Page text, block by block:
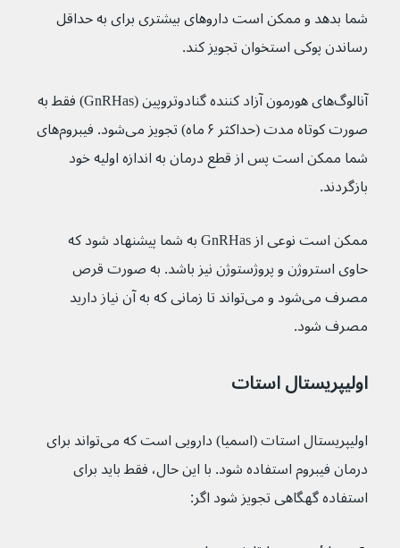
شما بدهد و ممکن است داروهای بیشتری برای به حداقل
رساندن پوکی استخوان تجویز کند.
آنالوگ‌های هورمون آزاد کننده گنادوتروپین (GnRHas) فقط به
صورت کوتاه مدت (حداکثر ۶ ماه) تجویز می‌شود. فیبروم‌های
شما ممکن است پس از قطع درمان به اندازه اولیه خود
بازگردند.
ممکن است نوعی از GnRHas به شما پیشنهاد شود که
حاوی استروژن و پروژستوژن نیز باشد. به صورت قرص
مصرف می‌شود و می‌تواند تا زمانی که به آن نیاز دارید
مصرف شود.
اولیپریستال استات
اولیپریستال استات (اسمیا) دارویی است که می‌تواند برای
درمان فیبروم استفاده شود. با این حال، فقط باید برای
استفاده گهگاهی تجویز شود اگر: